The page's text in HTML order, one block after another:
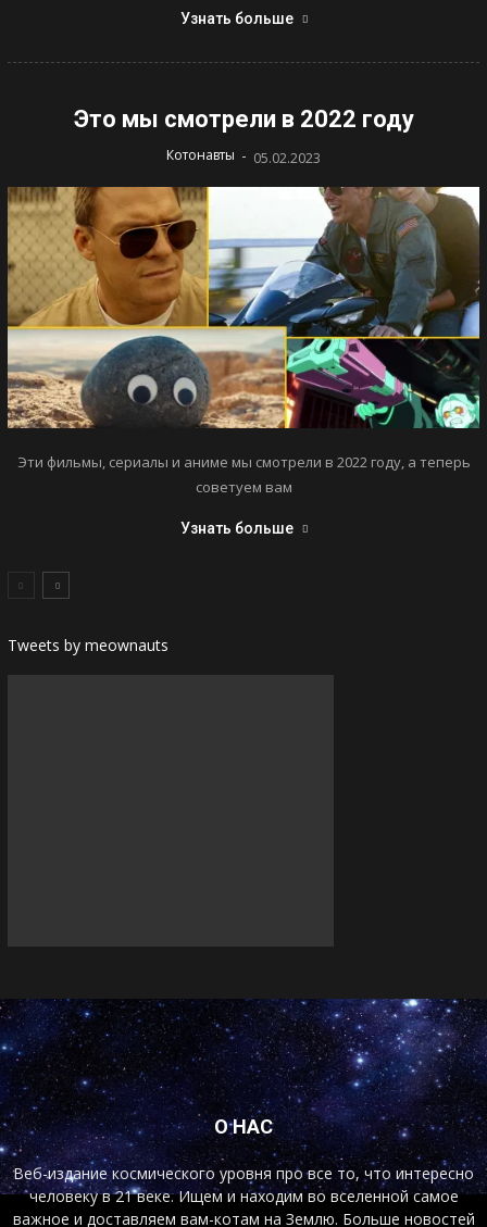
Узнать больше
Это мы смотрели в 2022 году
Котонавты - 05.02.2023
Эти фильмы, сериалы и аниме мы смотрели в 2022 году, а теперь
советуем вам
Узнать больше
Tweets by meownauts
О НАС
Веб-издание космического уровня про все то, что интересно
человеку в 21 веке. Ищем и находим во вселенной самое
важное и доставляем вам-котам на Землю. Больше новостей